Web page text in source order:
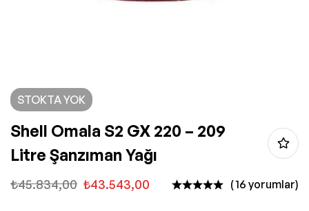
STOKTA YOK
Shell Omala S2 GX 220 – 209
Litre Şanzıman Yağı
₺45.834,00 ₺43.543,00 ( 16 yorumlar)